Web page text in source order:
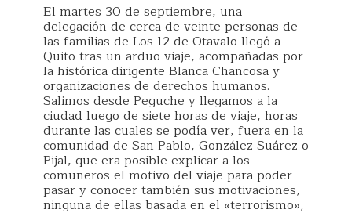
El martes 30 de septiembre, una
delegación de cerca de veinte personas de
las familias de Los 12 de Otavalo llegó a
Quito tras un arduo viaje, acompañadas por
la histórica dirigente Blanca Chancosa y
organizaciones de derechos humanos.
Salimos desde Peguche y llegamos a la
ciudad luego de siete horas de viaje, horas
durante las cuales se podía ver, fuera en la
comunidad de San Pablo, González Suárez o
Pijal, que era posible explicar a los
comuneros el motivo del viaje para poder
pasar y conocer también sus motivaciones,
ninguna de ellas basada en el «terrorismo»,